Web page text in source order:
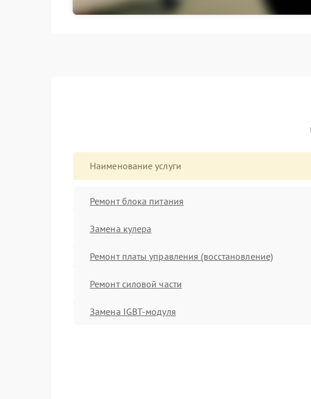
Наименование услуги
Ремонт блока питания
Замена кулера
Ремонт платы управления (восстановление)
Ремонт силовой части
Замена IGBT-модуля